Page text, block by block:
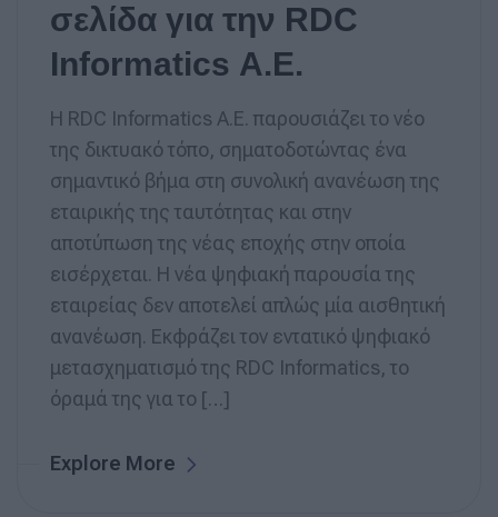
σελίδα για την RDC
Informatics Α.Ε.
Η RDC Informatics Α.Ε. παρουσιάζει το νέο
της δικτυακό τόπο, σηματοδοτώντας ένα
σημαντικό βήμα στη συνολική ανανέωση της
εταιρικής της ταυτότητας και στην
αποτύπωση της νέας εποχής στην οποία
εισέρχεται. Η νέα ψηφιακή παρουσία της
εταιρείας δεν αποτελεί απλώς μία αισθητική
ανανέωση. Εκφράζει τον εντατικό ψηφιακό
μετασχηματισμό της RDC Informatics, το
όραμά της για το […]
Explore More